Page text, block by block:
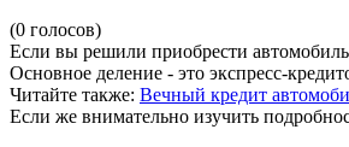
(0 голосов)
Если вы решили приобрести
Основное деление - это экспресс-
Читайте также: Вечный кредит
Если же внимательно изучить